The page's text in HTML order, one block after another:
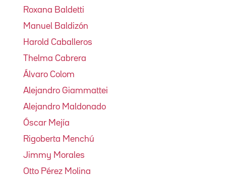
Roxana Baldetti
Manuel Baldizón
Harold Caballeros
Thelma Cabrera
Álvaro Colom
Alejandro Giammattei
Alejandro Maldonado
Óscar Mejía
Rigoberta Menchú
Jimmy Morales
Otto Pérez Molina